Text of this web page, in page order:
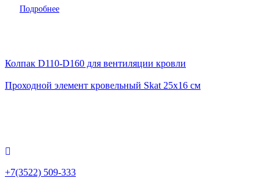
Подробнее
Колпак D110-D160 для вентиляции кровли
Проходной элемент кровельный Skat 25х16 см
+7(3522) 509-333